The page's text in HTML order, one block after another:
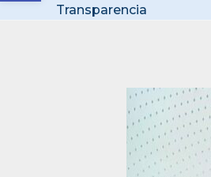
Transparencia